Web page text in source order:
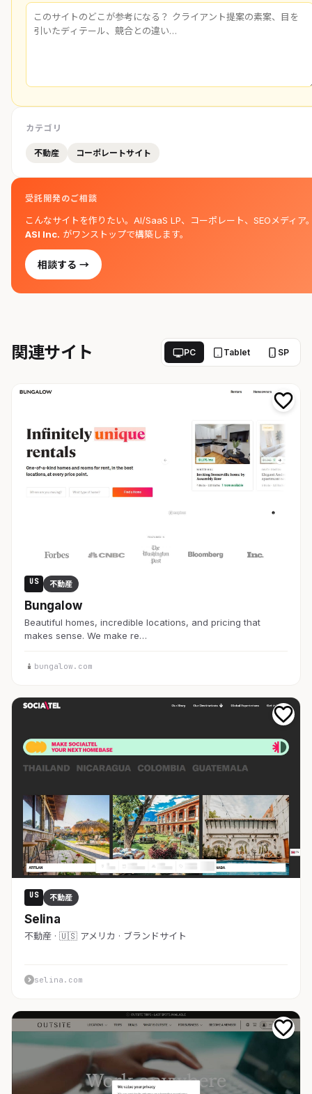
カテゴリ
不動産 コーポレートサイト
受託開発のご相談
こんなサイトを作りたい。AI/SaaS LP、コーポレート、SEOメディア
ASI Inc. がワンストップで構築します。
相談する →
関連サイト PC Tablet SP
US 不動産
Bungalow
Beautiful homes, incredible locations, and pricing that
makes sense. We make re…
bungalow.com
US 不動産
Selina
不動産 · 🇺🇸 アメリカ · ブランドサイト
selina.com